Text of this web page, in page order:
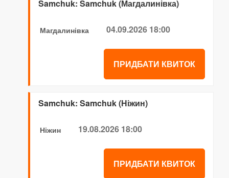
Samchuk: Samchuk (Магдалинівка)
Магдалинівка 04.09.2026 18:00
ПРИДБАТИ КВИТОК
Samchuk: Samchuk (Ніжин)
Ніжин 19.08.2026 18:00
ПРИДБАТИ КВИТОК